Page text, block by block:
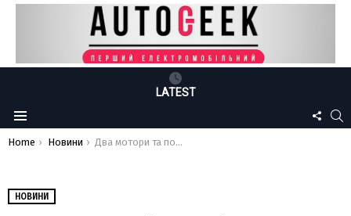
LATEST
Menu
US
You are here:
Home Новини Два мотори та повний привод: Nissan презентував електричний концепт Ariya
НОВИНИ